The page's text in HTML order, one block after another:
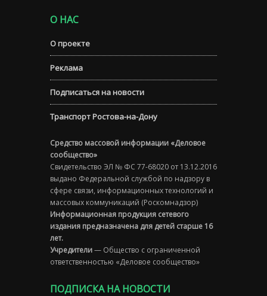
О НАС
О проекте
Реклама
Подписаться на новости
Транспорт Ростова-на-Дону
Средство массовой информации «Деловое
сообщество»
Свидетельство ЭЛ № ФС 77-68020 от 13.12.2016
выдано Федеральной службой по надзору в
сфере связи, информационных технологий и
массовых коммуникаций (Роскомнадзор)
Информационная продукция сетевого
издания предназначена для детей старше 16
лет.
Учредители— Общество с ограниченной
ответственностью «Деловое сообщество»
ПОДПИСКА НА НОВОСТИ